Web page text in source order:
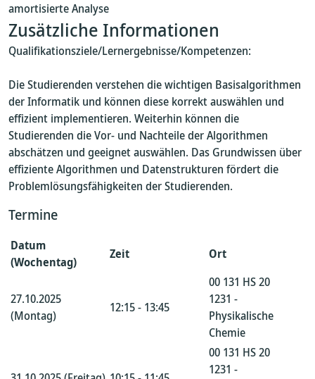
amortisierte Analyse
Zusätzliche Informationen
Qualifikationsziele/Lernergebnisse/Kompetenzen:
Die Studierenden verstehen die wichtigen Basisalgorithmen
der Informatik und können diese korrekt auswählen und
effizient implementieren. Weiterhin können die
Studierenden die Vor- und Nachteile der Algorithmen
abschätzen und geeignet auswählen. Das Grundwissen über
effiziente Algorithmen und Datenstrukturen fördert die
Problemlösungsfähigkeiten der Studierenden.
Termine
Datum
(Wochentag)
Zeit Ort
27.10.2025
(Montag)
12:15 - 13:45
00 131 HS 20
1231 -
Physikalische
Chemie
00 131 HS 20
1231 -